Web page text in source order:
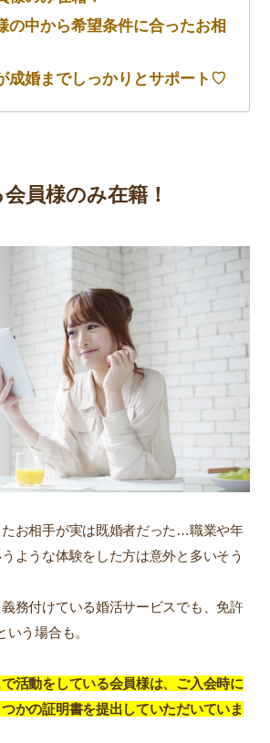
の中から希望条件に合ったお相
成婚までしっかりとサポート♡
員様のみ在籍！
お相手が実は既婚者だった…職業や年
ような体験をした方は意外と多いそう
務付けている婚活サービスでも、免許
う場合も。
活動をしている会員様は、ご入会時に
かの証明書を提出していただいていま